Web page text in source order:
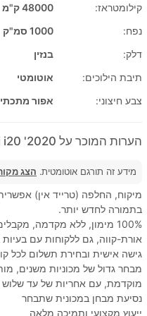
קילומטראז:
48000 ק"מ
נפח:
1000 סמ"ק
דלק:
בנזין
תיבת הילוכים:
אוטומטי
צבע חיצוני:
אפור מתכתי
הערות המוכר על 2020' Hyundai i20
מידע זה תורגם אוטומטית. הצג
מיקוח, החלפה (טרייד אין)
בתמורה לחדש יותר.
אורת-קווה, גם ללקוחות עם
גישה אישית ובחירת תשלום לכל
מבחר גדול של מכוניות משנים,
מוקדמת, עם אחריות של עד שלוש
נסיעת מבחן במכונית שתבחר
ייעוץ מקצועי ותמיכה מלאה